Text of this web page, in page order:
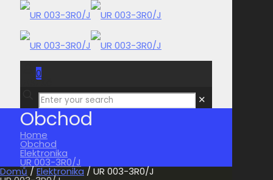
0
0,00 Kč
✕
Obchod
Home
Obchod
Elektronika
UR 003-3R0/J
Domů / Elektronika / UR 003-3R0/J